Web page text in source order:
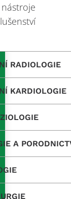
RADIOLOGIE
KARDIOLOGIE
A